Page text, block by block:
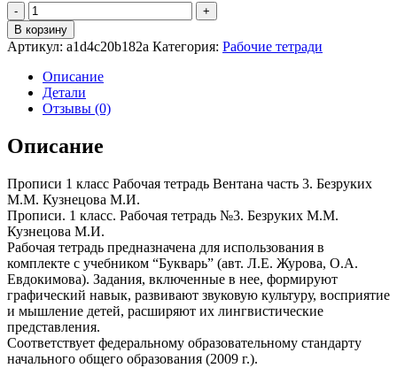
Количество
товара
Прописи.
1 класс.
Рабочая
тетрадь
№3.
Кузнецова
В корзину
Артикул: a1d4c20b182a Категория: Рабочие тетради
Описание
Детали
Отзывы (0)
Описание
Прописи 1 класс Рабочая тетрадь Вентана часть 3. Безруких
М.М. Кузнецова М.И.
Прописи. 1 класс. Рабочая тетрадь №3. Безруких М.М.
Кузнецова М.И.
Рабочая тетрадь предназначена для использования в
комплекте с учебником “Букварь” (авт. Л.Е. Журова, О.А.
Евдокимова). Задания, включенные в нее, формируют
графический навык, развивают звуковую культуру, восприятие
и мышление детей, расширяют их лингвистические
представления.
Соответствует федеральному образовательному стандарту
начального общего образования (2009 г.).